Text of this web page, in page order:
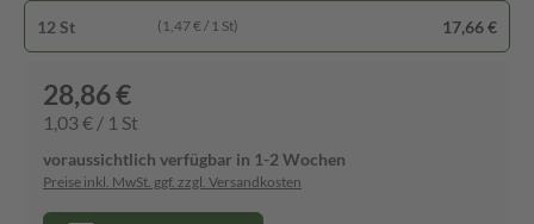
12 St (1,47 € / 1 St) 17,66 €
28,86 €
1,03 € / 1 St
voraussichtlich verfügbar in 1-2 Wochen
Preise inkl. MwSt. ggf. zzgl. Versandkosten